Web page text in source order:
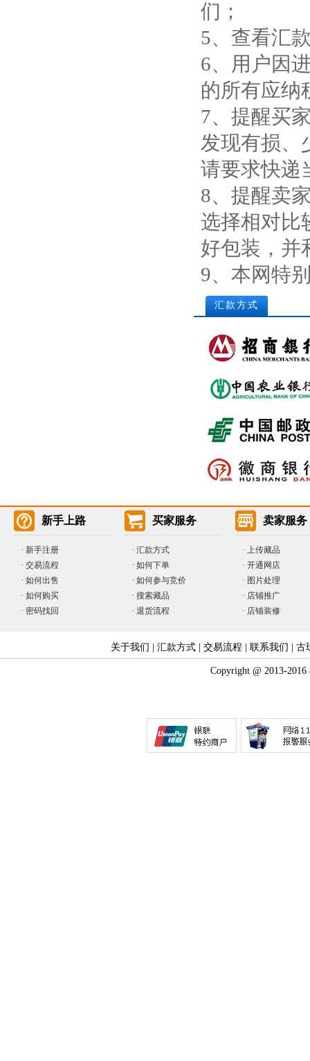
们；
5、查看汇
6、用户因
的所有应纳
7、提醒买
发现有损、
请要求快递
8、提醒卖
选择相对比
好包装，并
9、本网特
汇款方式
新手上路
· 新手注册
· 交易流程
· 如何出售
· 如何购买
· 密码找回
买家服务
· 汇款方式
· 如何下单
· 如何参与竞价
· 搜索藏品
· 退货流程
卖家服务
· 上传藏品
· 开通网店
· 图片处理
· 店铺推广
· 店铺装修
关于我们 |汇款方式 |交易流程 |联系我们 |古
Copyright @ 2013-